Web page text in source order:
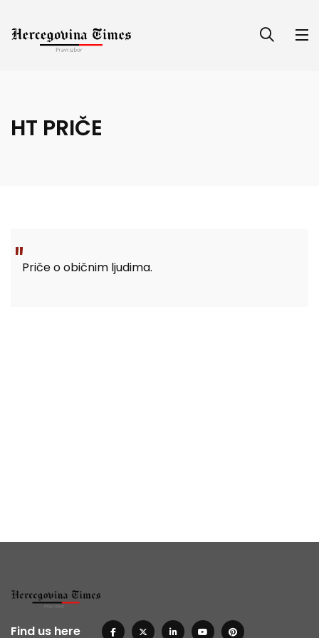
HT PRIČE
Priče o običnim ljudima.
Find us here